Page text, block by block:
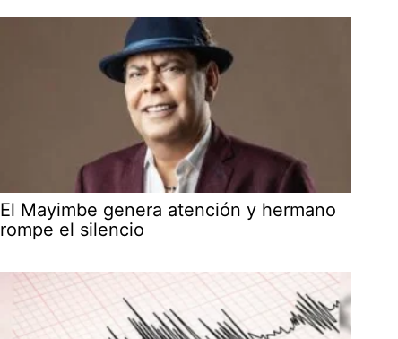
El Mayimbe genera atención y hermano
rompe el silencio